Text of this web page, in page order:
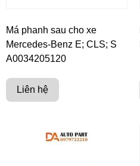
Má phanh sau cho xe
Mercedes-Benz E; CLS; S
A0034205120
Liên hệ